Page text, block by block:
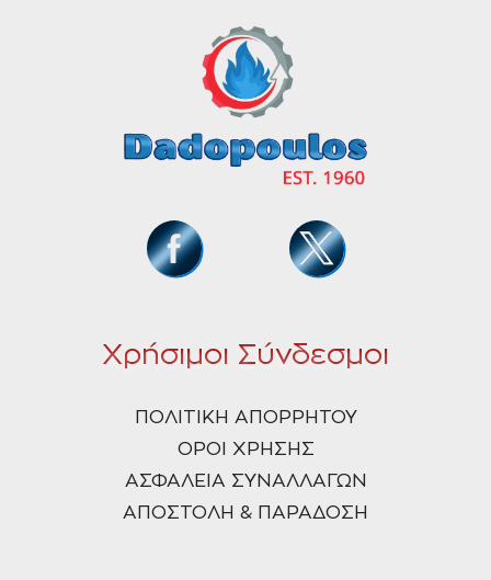
Χρήσιμοι Σύνδεσμοι
ΠΟΛΙΤΙΚΗ ΑΠΟΡΡΗΤΟΥ
ΟΡΟΙ ΧΡΗΣΗΣ
ΑΣΦΑΛΕΙΑ ΣΥΝΑΛΛΑΓΩΝ
ΑΠΟΣΤΟΛΗ & ΠΑΡΑΔΟΣΗ